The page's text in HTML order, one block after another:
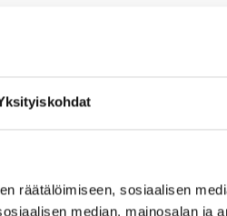
räätälöimiseen, sosiaalisen
median, mainosalan ja
tunnetaan energisenä ja
omaa osaamistaan ja
vuonna 2008 ja
pitkäaikaisen unelmansa ja
Tyrnävän kunnanhallituksen